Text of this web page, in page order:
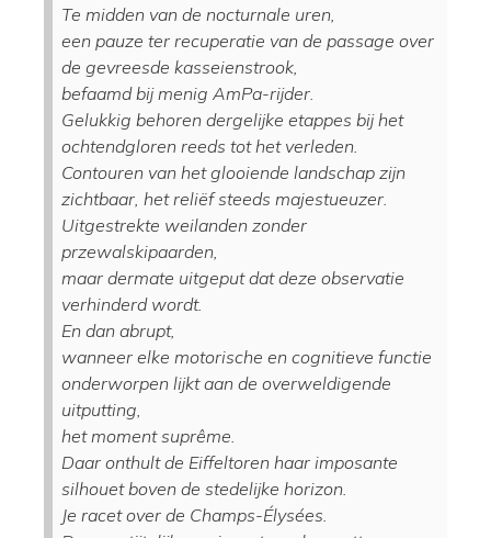
Te midden van de nocturnale uren,
een pauze ter recuperatie van de passage over
de gevreesde kasseienstrook,
befaamd bij menig AmPa-rijder.
Gelukkig behoren dergelijke etappes bij het
ochtendgloren reeds tot het verleden.
Contouren van het glooiende landschap zijn
zichtbaar, het reliëf steeds majestueuzer.
Uitgestrekte weilanden zonder
przewalskipaarden,
maar dermate uitgeput dat deze observatie
verhinderd wordt.
En dan abrupt,
wanneer elke motorische en cognitieve functie
onderworpen lijkt aan de overweldigende
uitputting,
het moment suprême.
Daar onthult de Eiffeltoren haar imposante
silhouet boven de stedelijke horizon.
Je racet over de Champs-Élysées.